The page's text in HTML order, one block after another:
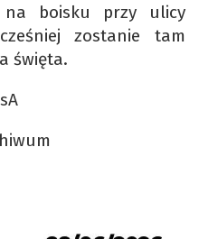
boisku przy ulicy
zostanie tam
święta.